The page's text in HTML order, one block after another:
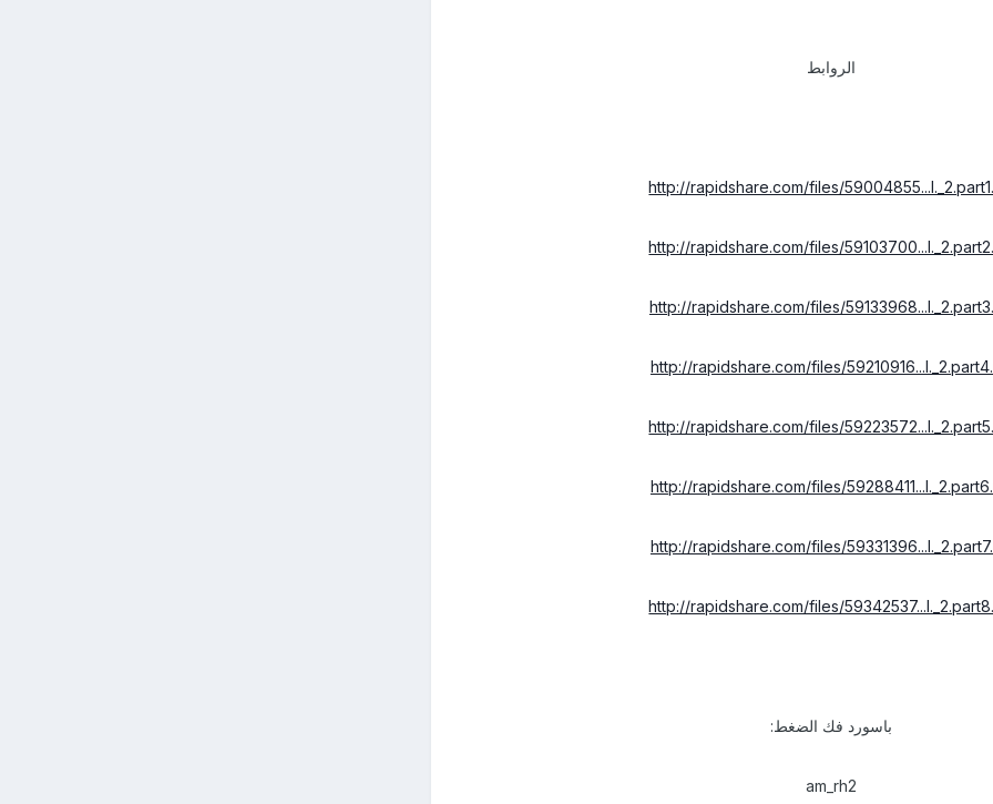
الروابط
http://rapidshare.com/files/
http://rapidshare.com/files/
http://rapidshare.com/files/
http://rapidshare.com/files/
http://rapidshare.com/files/
http://rapidshare.com/files/
http://rapidshare.com/files/
http://rapidshare.com/files/
باسورد فك الضغط:
am_rh2